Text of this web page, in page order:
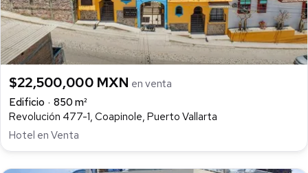
$22,500,000 MXN en venta
Edificio
850 m²
Revolución 477-1, Coapinole, Puerto Vallarta
Hotel en Venta